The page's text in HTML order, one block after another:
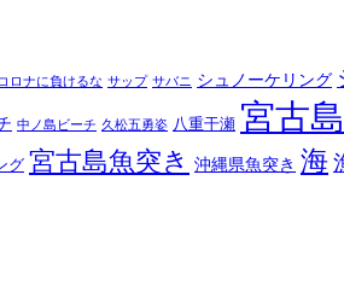
コロナに負けるな サップ サバニ シュノーケリング
中ノ島ビーチ 久松五勇姿 八重干瀬 宮古島
グ 宮古島魚突き 沖縄県魚突き 海